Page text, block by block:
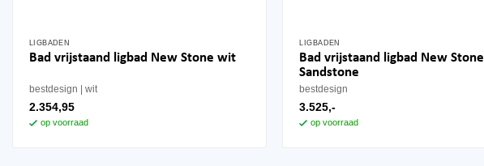
LIGBADEN
Bad vrijstaand ligbad New Stone wit
bestdesign wit
2.354,95
op voorraad
LIGBADEN
Bad vrijstaand ligbad New Stone
Sandstone
bestdesign
3.525,-
op voorraad